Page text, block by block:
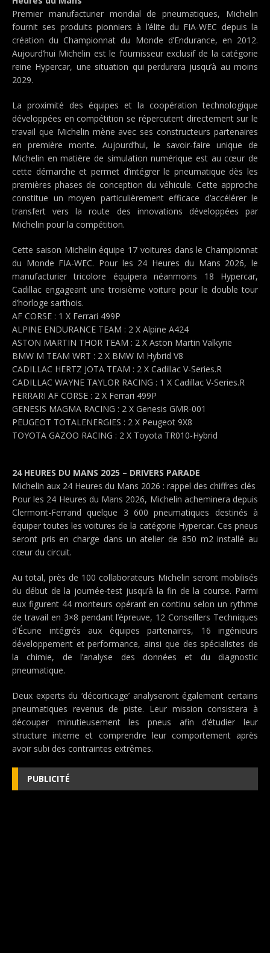
Premier manufacturier mondial de pneumatiques, Michelin
fournit ses produits pionniers à l’élite du FIA-WEC depuis la
création du Championnat du Monde d’Endurance, en 2012.
Aujourd’hui Michelin est le fournisseur exclusif de la catégorie
reine Hypercar, une situation qui perdurera jusqu’à au moins
2029.
La proximité des équipes et la coopération technologique
développées en compétition se répercutent directement sur le
travail que Michelin mène avec ses constructeurs partenaires
en première monte. Aujourd’hui, le savoir-faire unique de
Michelin en matière de simulation numérique est au cœur de
cette démarche et permet d’intégrer le pneumatique dès les
premières phases de conception du véhicule. Cette approche
constitue un moyen particulièrement efficace d’accélérer le
transfert vers la route des innovations développées par
Michelin pour la compétition.
Cette saison Michelin équipe 17 voitures dans le Championnat
du Monde FIA-WEC. Pour les 24 Heures du Mans 2026, le
manufacturier tricolore équipera néanmoins 18 Hypercar,
Cadillac engageant une troisième voiture pour le double tour
d’horloge sarthois.
AF CORSE : 1 X Ferrari 499P
ALPINE ENDURANCE TEAM : 2 X Alpine A424
ASTON MARTIN THOR TEAM : 2 X Aston Martin Valkyrie
BMW M TEAM WRT : 2 X BMW M Hybrid V8
CADILLAC HERTZ JOTA TEAM : 2 X Cadillac V-Series.R
CADILLAC WAYNE TAYLOR RACING : 1 X Cadillac V-Series.R
FERRARI AF CORSE : 2 X Ferrari 499P
GENESIS MAGMA RACING : 2 X Genesis GMR-001
PEUGEOT TOTALENERGIES : 2 X Peugeot 9X8
TOYOTA GAZOO RACING : 2 X Toyota TR010-Hybrid
24 HEURES DU MANS 2025 – DRIVERS PARADE
Michelin aux 24 Heures du Mans 2026 : rappel des chiffres clés
Pour les 24 Heures du Mans 2026, Michelin acheminera depuis
Clermont-Ferrand quelque 3 600 pneumatiques destinés à
équiper toutes les voitures de la catégorie Hypercar. Ces pneus
seront pris en charge dans un atelier de 850 m2 installé au
cœur du circuit.
Au total, près de 100 collaborateurs Michelin seront mobilisés
du début de la journée-test jusqu’à la fin de la course. Parmi
eux figurent 44 monteurs opérant en continu selon un rythme
de travail en 3×8 pendant l’épreuve, 12 Conseillers Techniques
d’Écurie intégrés aux équipes partenaires, 16 ingénieurs
développement et performance, ainsi que des spécialistes de
la chimie, de l’analyse des données et du diagnostic
pneumatique.
Deux experts du ‘décorticage’ analyseront également certains
pneumatiques revenus de piste. Leur mission consistera à
découper minutieusement les pneus afin d’étudier leur
structure interne et comprendre leur comportement après
avoir subi des contraintes extrêmes.
PUBLICITÉ